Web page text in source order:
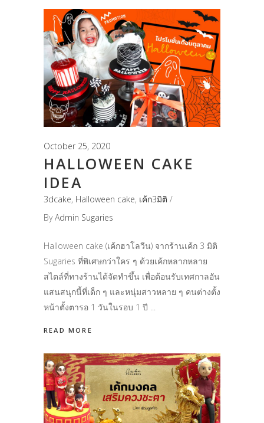
October 25, 2020
HALLOWEEN CAKE
IDEA
3dcake, Halloween cake, เค้ก3มิติ
ByAdmin Sugaries
Halloween cake (เค้กฮาโลวีน) จากร้านเค้ก 3 มิติ
Sugaries ที่พิเศษกว่าใคร ๆ ด้วยเค้กหลากหลาย
สไตล์ที่ทางร้านได้จัดทำขึ้น เพื่อต้อนรับเทศกาลอัน
แสนสนุกนี้ที่เด็ก ๆ และหนุ่มสาวหลาย ๆ คนต่างตั้ง
หน้าตั้งตารอ 1 วันในรอบ 1 ปี
READ MORE